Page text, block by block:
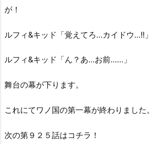
が！
ルフィ&キッド「覚えてろ…カイドウ…!!」
ルフィ&キッド「ん？あ…お前……」
舞台の幕が下ります。
これにてワノ国の第一幕が終わりました。
次の第９２５話はコチラ！